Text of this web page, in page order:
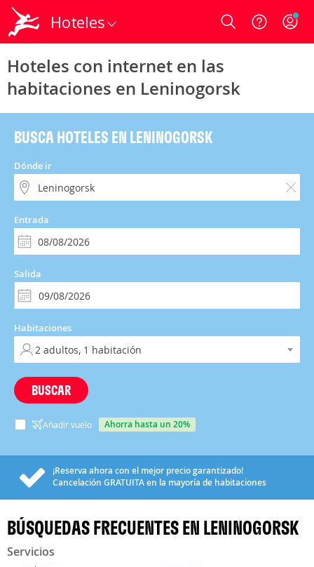
Hoteles Login
Hoteles con internet en las
habitaciones en Leninogorsk
BUSCA HOTELES EN LENINOGORSK
Dónde ir
Entrada
Salida
Habitaciones
BUSCAR
Añadir vuelo ahorra hasta un 20%
¡Reserva ahora con el mejor precio garantizado!
Cancelación GRATUITAen la mayoría de habitaciones
BÚSQUEDAS FRECUENTES EN LENINOGORSK
Servicios